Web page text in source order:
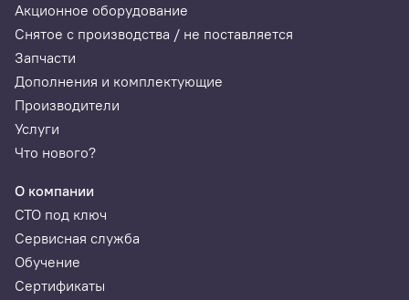
Акционное оборудование
Снятое с производства / не поставляется
Запчасти
Дополнения и комплектующие
Производители
Услуги
Что нового?
О компании
СТО под ключ
Сервисная служба
Обучение
Сертификаты